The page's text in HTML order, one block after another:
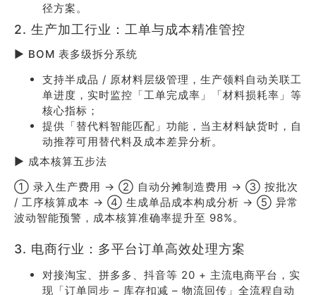
径方案。
2. 生产加工行业：工单与成本精准管控
▶ BOM 表多级拆分系统
支持半成品 / 原材料层级管理，生产领料自动关联工
单进度，实时监控「工单完成率」「材料损耗率」等
核心指标；
提供「替代料智能匹配」功能，当主材料缺货时，自
动推荐可用替代料及成本差异分析。
▶ 成本核算五步法
① 录入生产费用 → ② 自动分摊制造费用 → ③ 按批次
/ 工序核算成本 → ④ 生成单品成本构成分析 → ⑤ 异常
波动智能预警，成本核算准确率提升至 98%。
3. 电商行业：多平台订单高效处理方案
对接淘宝、拼多多、抖音等 20 + 主流电商平台，实
现「订单同步 – 库存扣减 – 物流回传」全流程自动